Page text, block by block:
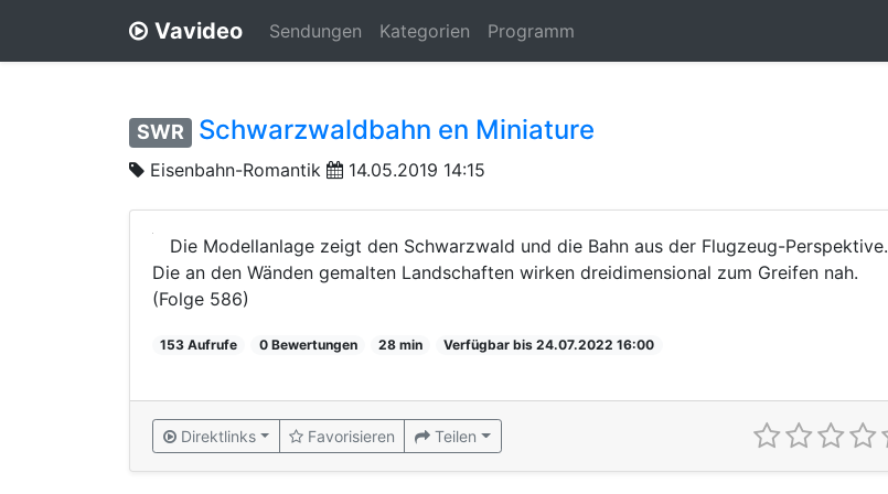
Vavideo Sendungen Kategorien Programm
SWR Schwarzwaldbahn en Miniature
Eisenbahn-Romantik 14.05.2019 14:15
Die Modellanlage zeigt den Schwarzwald und die Bahn aus der Flugzeug-Perspektive.
Die an den Wänden gemalten Landschaften wirken dreidimensional zum Greifen nah.
(Folge 586)
153 Aufrufe 0 Bewertungen 28 min Verfügbar bis 24.07.2022 16:00
Direktlinks Favorisieren Teilen